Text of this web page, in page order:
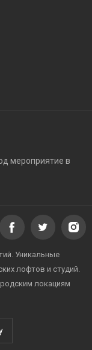
мероприятие в
Уникальные
лофтов и студий.
локациям